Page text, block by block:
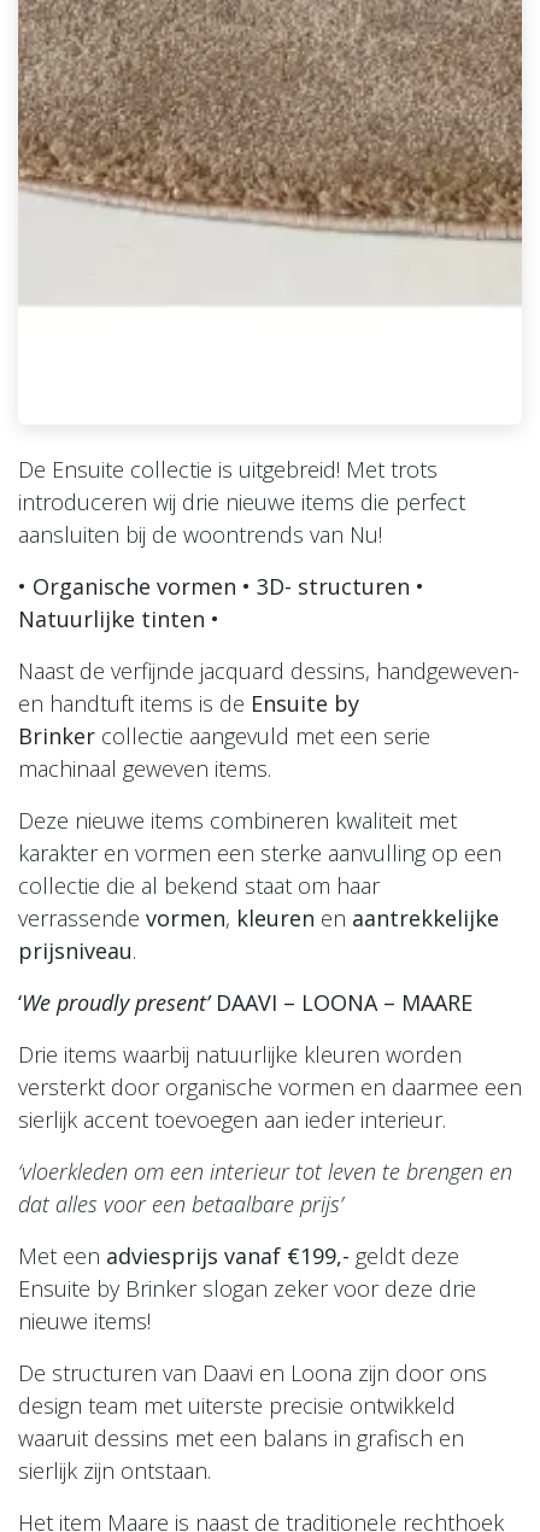
De Ensuite collectie is uitgebreid! Met trots
introduceren wij drie nieuwe items die perfect
aansluiten bij de woontrends van Nu!
• Organische vormen • 3D- structuren •
Natuurlijke tinten •
Naast de verfijnde jacquard dessins, handgeweven-
en handtuft items is de Ensuite by
Brinker collectie aangevuld met een serie
machinaal geweven items.
Deze nieuwe items combineren kwaliteit met
karakter en vormen een sterke aanvulling op een
collectie die al bekend staat om haar
verrassende vormen, kleuren en aantrekkelijke
prijsniveau.
‘We proudly present’DAAVI – LOONA – MAARE
Drie items waarbij natuurlijke kleuren worden
versterkt door organische vormen en daarmee een
sierlijk accent toevoegen aan ieder interieur.
‘vloerkleden om een interieur tot leven te brengen en
dat alles voor een betaalbare prijs’
Met een adviesprijs vanaf €199,- geldt deze
Ensuite by Brinker slogan zeker voor deze drie
nieuwe items!
De structuren van Daavi en Loona zijn door ons
design team met uiterste precisie ontwikkeld
waaruit dessins met een balans in grafisch en
sierlijk zijn ontstaan.
Het item Maare is naast de traditionele rechthoek